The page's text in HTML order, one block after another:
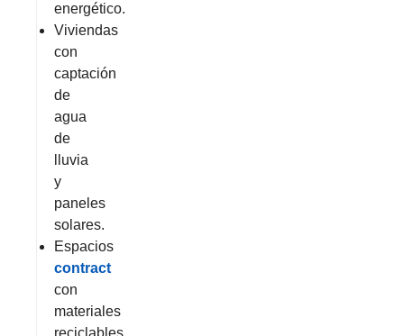
energético.
Viviendas
con
captación
de
agua
de
lluvia
y
paneles
solares.
Espacios
contract
con
materiales